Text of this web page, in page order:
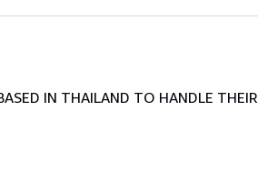
IN THAILAND TO HANDLE THEIR